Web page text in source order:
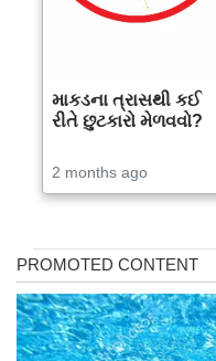
માકડના ત્રાસથી કઈ
રીતે છુટકારો મેળવવો?
2 months ago